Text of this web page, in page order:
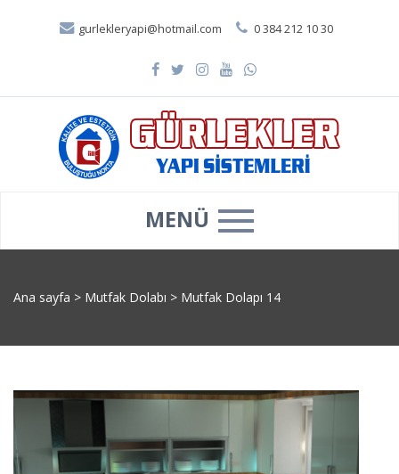
gurlekleryapi@hotmail.com 0 384 212 10 30
MENÜ
Ana sayfa > Mutfak Dolabı > Mutfak Dolapı 14